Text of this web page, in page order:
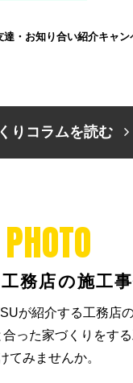
達・お知り合い紹介キャン
りコラムを読む
PHOTO
務店の施工事
が紹介する工務店
った家づくりをす
てみませんか。